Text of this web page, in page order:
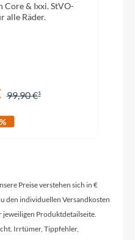
Carbon combo
Core & Ixxi. StVO-
alle Räder.
99,90 €
Preise verstehen sich in €
den individuellen Versandkosten
jeweiligen Produktdetailseite.
Irrtümer, Tippfehler,